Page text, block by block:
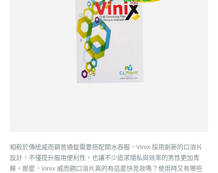
相較於傳統威而鋼普通錠需要搭配開水吞服，Vinix 採用創新的口溶片
設計，不僅提升服用便利性，也讓不少追求隱私與效率的男性更加青
睞。那麼，Vinix 威而鋼口溶片真的有這麼快見效嗎？使用時又有哪些